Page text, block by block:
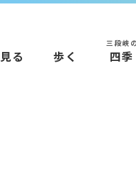
見る 歩く
三段峡
四季